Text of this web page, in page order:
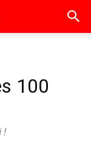
100
!